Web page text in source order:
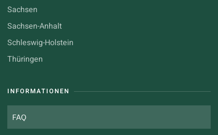
Sachsen
Sachsen-Anhalt
Schleswig-Holstein
Thüringen
INFORMATIONEN
FAQ